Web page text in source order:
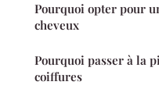
Pourquoi opter pour
cheveux
Pourquoi passer à la
coiffures